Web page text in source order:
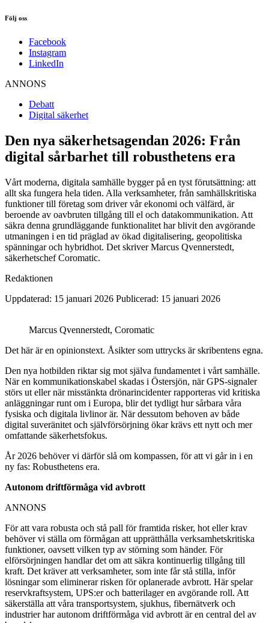
Följ oss
Facebook
Instagram
LinkedIn
ANNONS
Debatt
Digital säkerhet
Den nya säkerhetsagendan 2026: Från
digital sårbarhet till robusthetens era
Vårt moderna, digitala samhälle bygger på en tyst förutsättning: att
allt ska fungera hela tiden. Alla verksamheter, från samhällskritiska
funktioner till företag som driver vår ekonomi och välfärd, är
beroende av oavbruten tillgång till el och datakommunikation. Att
säkra denna grundläggande funktionalitet har blivit den avgörande
utmaningen i en tid präglad av ökad digitalisering, geopolitiska
spänningar och hybridhot. Det skriver Marcus Qvennerstedt,
säkerhetschef Coromatic.
Redaktionen
Uppdaterad: 15 januari 2026 Publicerad: 15 januari 2026
Marcus Qvennerstedt, Coromatic
Det här är en opinionstext. Åsikter som uttrycks är skribentens egna.
Den nya hotbilden riktar sig mot själva fundamentet i vårt samhälle.
När en kommunikationskabel skadas i Östersjön, när GPS-signaler
störs ut eller när misstänkta drönarincidenter rapporteras vid kritiska
anläggningar runt om i Europa, blir det tydligt hur sårbara våra
fysiska och digitala livlinor är. När dessutom behoven av både
digital suveränitet och självförsörjning ökar krävs ett nytt och mer
omfattande säkerhetsfokus.
År 2026 behöver vi därför slå om kompassen, för att vi går in i en
ny fas: Robusthetens era.
Autonom driftförmåga vid avbrott
ANNONS
För att vara robusta och stå pall för framtida risker, hot eller krav
behöver vi ställa om förmågan att upprätthålla verksamhetskritiska
funktioner, oavsett vilken typ av störning som händer. För
elförsörjningen handlar det om att säkra kontinuerlig tillgång till
kraft. Det kräver att verksamheter, som inte får stå stilla, inför
lösningar som eliminerar risken för oplanerade avbrott. Här spelar
reservkraftsystem, UPS:er och batterilager en avgörande roll. Att
säkerställa att våra transportsystem, sjukhus, fibernätverk och
industrier har autonom driftförmåga vid avbrott är en central del av